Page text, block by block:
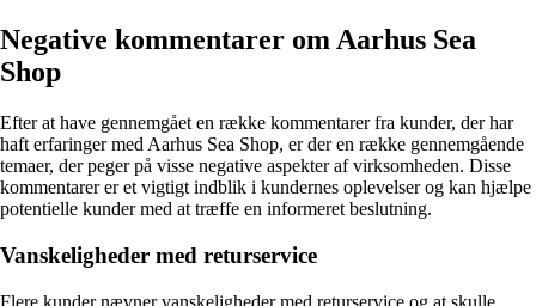
Negative kommentarer om Aarhus Sea
Shop
Efter at have gennemgået en række kommentarer fra kunder, der har
haft erfaringer med Aarhus Sea Shop, er der en række gennemgående
temaer, der peger på visse negative aspekter af virksomheden. Disse
kommentarer er et vigtigt indblik i kundernes oplevelser og kan hjælpe
potentielle kunder med at træffe en informeret beslutning.
Vanskeligheder med returservice
Flere kunder nævner vanskeligheder med returservice og at skulle